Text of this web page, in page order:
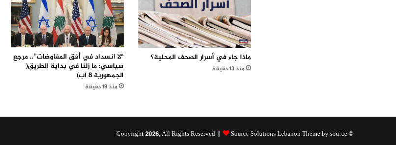
ماذا جاء في أسرار الصحف المحلية؟
منذ 13 دقيقة
“لا انسداد في أفق المفاوضات”.. مرجع
سياسي: ما زلنا في بداية الطريق(
الجمهورية 8 آب)
منذ 19 دقيقة
© Copyright 2026, All Rights Reserved |
Source Solutions Lebanon Theme by source